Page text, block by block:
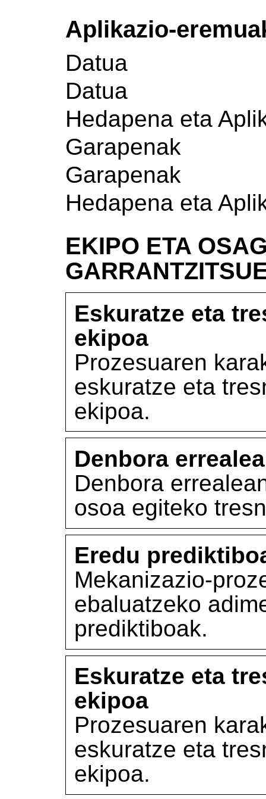
Aplikazio-
Datua
Datua
Hedapena eta
Garapenak
Garapenak
Hedapena eta
EKIPO ETA
Eskuratze eta
ekipoa
Prozesuaren
eskuratze eta
ekipoa.
Denbora
Denbora
osoa egiteko
Eredu
Mekanizazio-
ebaluatzeko
prediktiboak.
Eskuratze eta
ekipoa
Prozesuaren
eskuratze eta
ekipoa.